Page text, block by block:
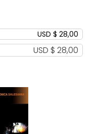
USD $ 28,00
USD $ 28,00